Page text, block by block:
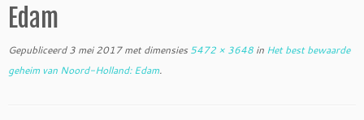
Edam
Gepubliceerd 3 mei 2017met dimensies 5472 × 3648 in Het best bewaarde
geheim van Noord-Holland: Edam.